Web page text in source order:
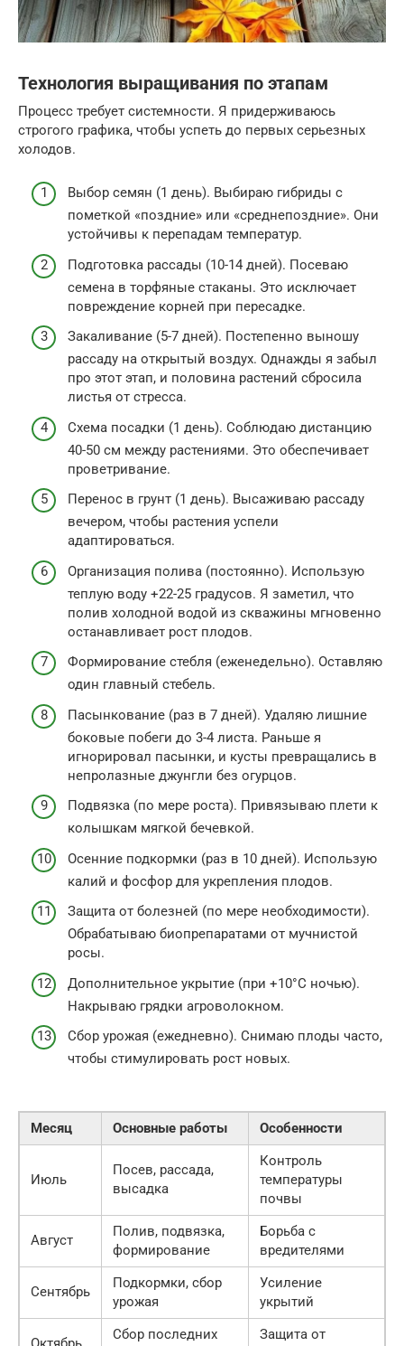
Технология выращивания по этапам
Процесс требует системности. Я придерживаюсь
строгого графика, чтобы успеть до первых серьезных
холодов.
Выбор семян (1 день). Выбираю гибриды с
пометкой «поздние» или «среднепоздние». Они
устойчивы к перепадам температур.
Подготовка рассады (10-14 дней). Посеваю
семена в торфяные стаканы. Это исключает
повреждение корней при пересадке.
Закаливание (5-7 дней). Постепенно выношу
рассаду на открытый воздух. Однажды я забыл
про этот этап, и половина растений сбросила
листья от стресса.
Схема посадки (1 день). Соблюдаю дистанцию
40-50 см между растениями. Это обеспечивает
проветривание.
Перенос в грунт (1 день). Высаживаю рассаду
вечером, чтобы растения успели
адаптироваться.
Организация полива (постоянно). Использую
теплую воду +22-25 градусов. Я заметил, что
полив холодной водой из скважины мгновенно
останавливает рост плодов.
Формирование стебля (еженедельно). Оставляю
один главный стебель.
Пасынкование (раз в 7 дней). Удаляю лишние
боковые побеги до 3-4 листа. Раньше я
игнорировал пасынки, и кусты превращались в
непролазные джунгли без огурцов.
Подвязка (по мере роста). Привязываю плети к
колышкам мягкой бечевкой.
Осенние подкормки (раз в 10 дней). Использую
калий и фосфор для укрепления плодов.
Защита от болезней (по мере необходимости).
Обрабатываю биопрепаратами от мучнистой
росы.
Дополнительное укрытие (при +10°C ночью).
Накрываю грядки агроволокном.
Сбор урожая (ежедневно). Снимаю плоды часто,
чтобы стимулировать рост новых.
Месяц Основные работы Особенности
Июль
Посев, рассада,
высадка
Контроль
температуры
почвы
Август
Полив, подвязка,
формирование
Борьба с
вредителями
Сентябрь
Подкормки, сбор
урожая
Усиление
укрытий
Сбор последних
Защита от